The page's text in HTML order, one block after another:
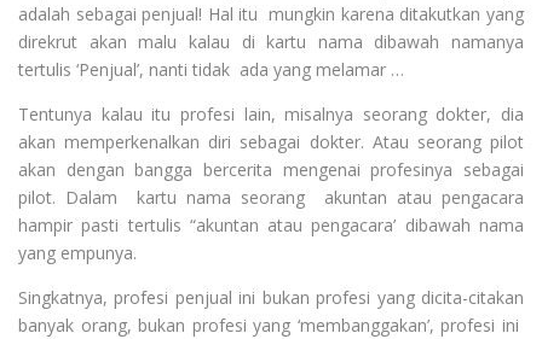
adalah sebagai penjual! Hal itu mungkin karena ditakutkan yang
direkrut akan malu kalau di kartu nama dibawah namanya
tertulis ‘Penjual’, nanti tidak ada yang melamar …
Tentunya kalau itu profesi lain, misalnya seorang dokter, dia
akan memperkenalkan diri sebagai dokter. Atau seorang pilot
akan dengan bangga bercerita mengenai profesinya sebagai
pilot. Dalam kartu nama seorang akuntan atau pengacara
hampir pasti tertulis “akuntan atau pengacara’ dibawah nama
yang empunya.
Singkatnya, profesi penjual ini bukan profesi yang dicita-citakan
banyak orang, bukan profesi yang ‘membanggakan’, profesi ini